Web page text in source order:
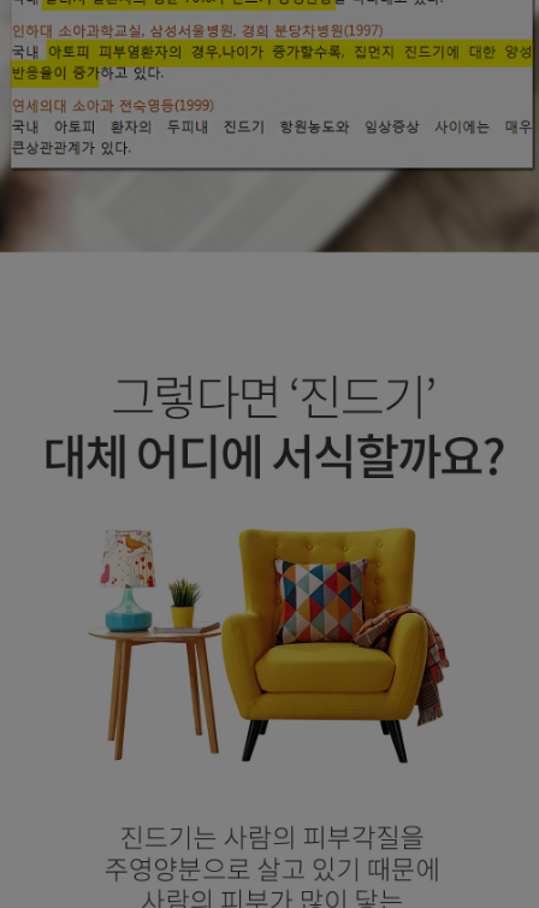
있어요